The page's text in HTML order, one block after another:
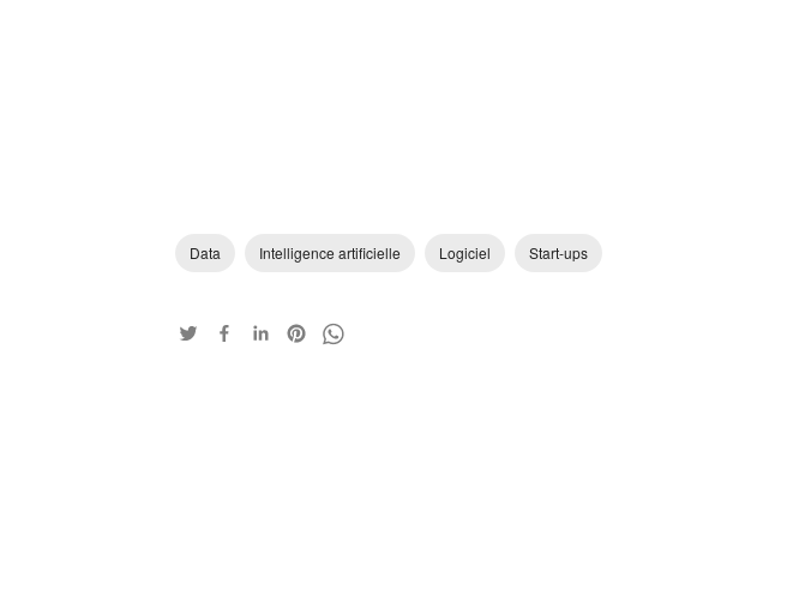
Data Intelligence artificielle Logiciel Start-ups